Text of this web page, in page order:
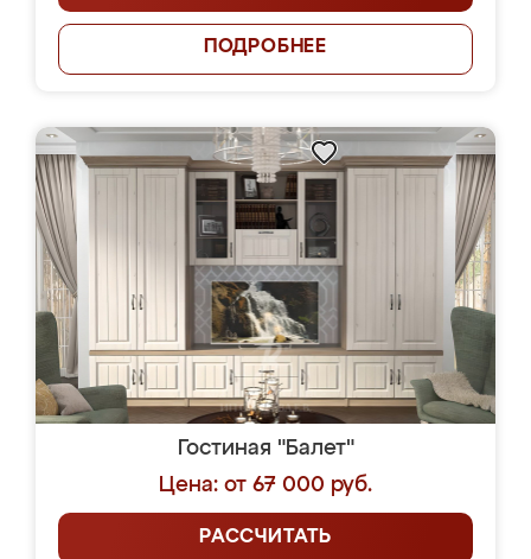
ПОДРОБНЕЕ
Гостиная "Балет"
Цена: от 67 000 руб.
РАССЧИТАТЬ